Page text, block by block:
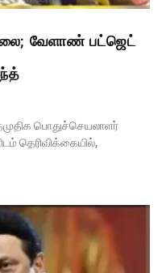
வேளாண் பட்ஜெட்
பொதுச்செயலாளர்
தெரிவிக்கையில்,